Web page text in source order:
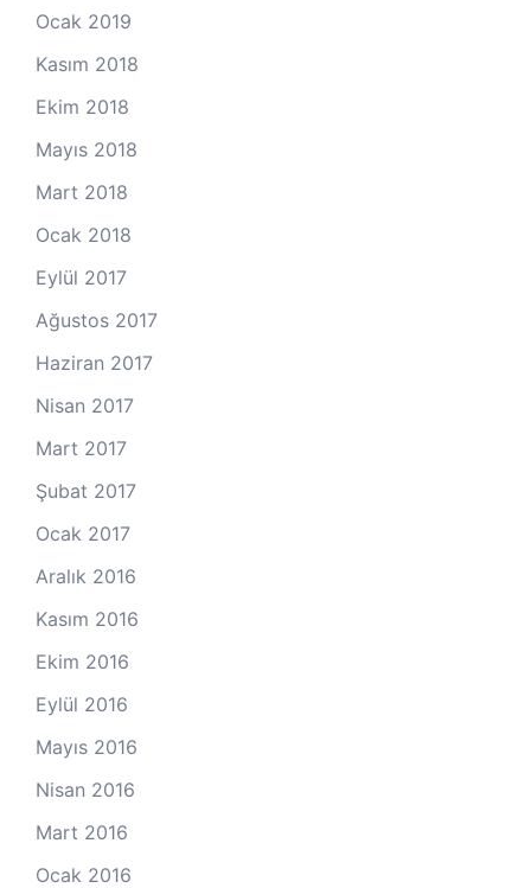
Ocak 2019
Kasım 2018
Ekim 2018
Mayıs 2018
Mart 2018
Ocak 2018
Eylül 2017
Ağustos 2017
Haziran 2017
Nisan 2017
Mart 2017
Şubat 2017
Ocak 2017
Aralık 2016
Kasım 2016
Ekim 2016
Eylül 2016
Mayıs 2016
Nisan 2016
Mart 2016
Ocak 2016